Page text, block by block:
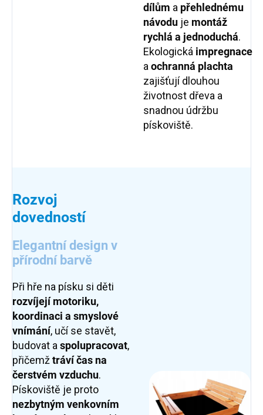
dílům a přehlednému
návodu je montáž
rychlá a jednoduchá.
Ekologická impregnace
aochranná plachta
zajišťují dlouhou
životnost dřeva a
snadnou údržbu
pískoviště.
Rozvoj
dovedností
Elegantní design v
přírodní barvě
Při hře na písku si děti
rozvíjejí motoriku,
koordinaci a smyslové
vnímání, učí se stavět,
budovat aspolupracovat,
přičemžtráví čas na
čerstvém vzduchu.
Pískoviště je proto
nezbytným venkovním